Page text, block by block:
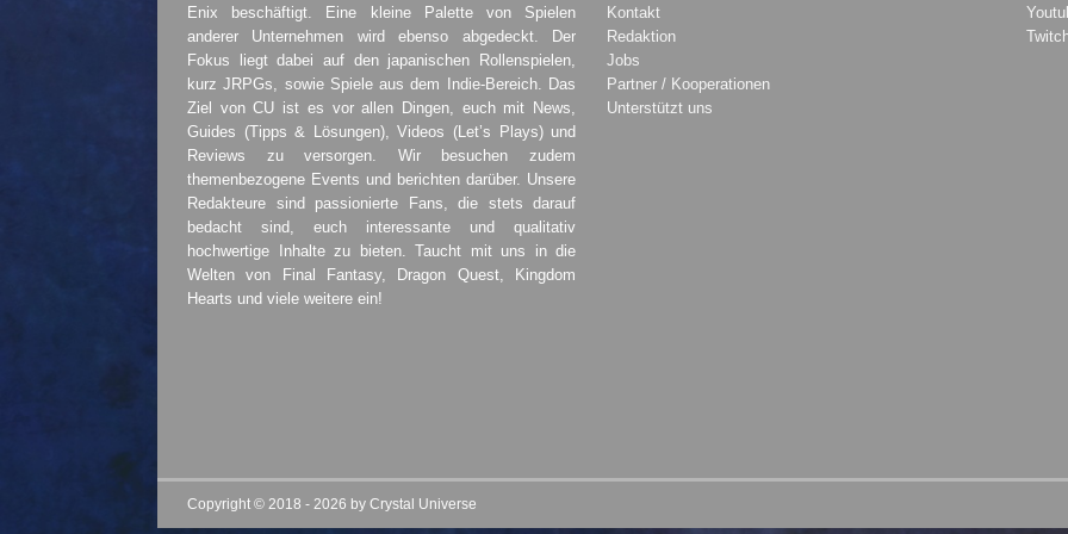
Enix beschäftigt. Eine kleine Palette von Spielen
anderer Unternehmen wird ebenso abgedeckt. Der
Fokus liegt dabei auf den japanischen Rollenspielen,
kurz JRPGs, sowie Spiele aus dem Indie-Bereich. Das
Ziel von CU ist es vor allen Dingen, euch mit News,
Guides (Tipps & Lösungen), Videos (Let’s Plays) und
Reviews zu versorgen. Wir besuchen zudem
themenbezogene Events und berichten darüber. Unsere
Redakteure sind passionierte Fans, die stets darauf
bedacht sind, euch interessante und qualitativ
hochwertige Inhalte zu bieten. Taucht mit uns in die
Welten von Final Fantasy, Dragon Quest, Kingdom
Hearts und viele weitere ein!
Kontakt
Redaktion
Jobs
Partner / Kooperationen
Unterstützt uns
Copyright © 2018 - 2026 by Crystal Universe